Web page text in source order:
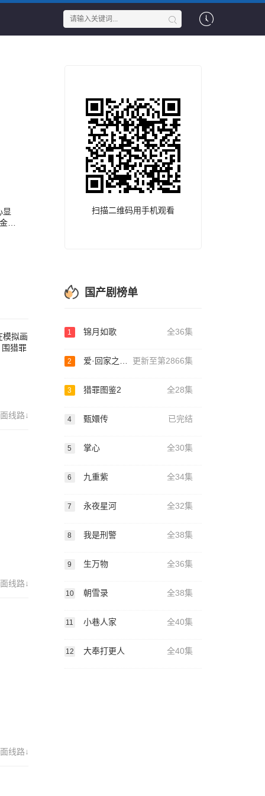
显
世
模拟画
猎罪
线路↓
线路↓
线路↓
扫描二维码用手机观看
国产剧榜单
1 锦月如歌 全36集
2 爱·回家之开心速递 更新至第2866集
3 猎罪图鉴2 全28集
4 甄嬛传 已完结
5 掌心 全30集
6 九重紫 全34集
7 永夜星河 全32集
8 我是刑警 全38集
9 生万物 全36集
10 朝雪录 全38集
11 小巷人家 全40集
12 大奉打更人 全40集